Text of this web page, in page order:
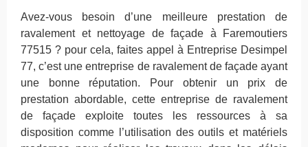
Avez-vous besoin d’une meilleure prestation de
ravalement et nettoyage de façade à Faremoutiers
77515 ? pour cela, faites appel à Entreprise Desimpel
77, c’est une entreprise de ravalement de façade ayant
une bonne réputation. Pour obtenir un prix de
prestation abordable, cette entreprise de ravalement
de façade exploite toutes les ressources à sa
disposition comme l’utilisation des outils et matériels